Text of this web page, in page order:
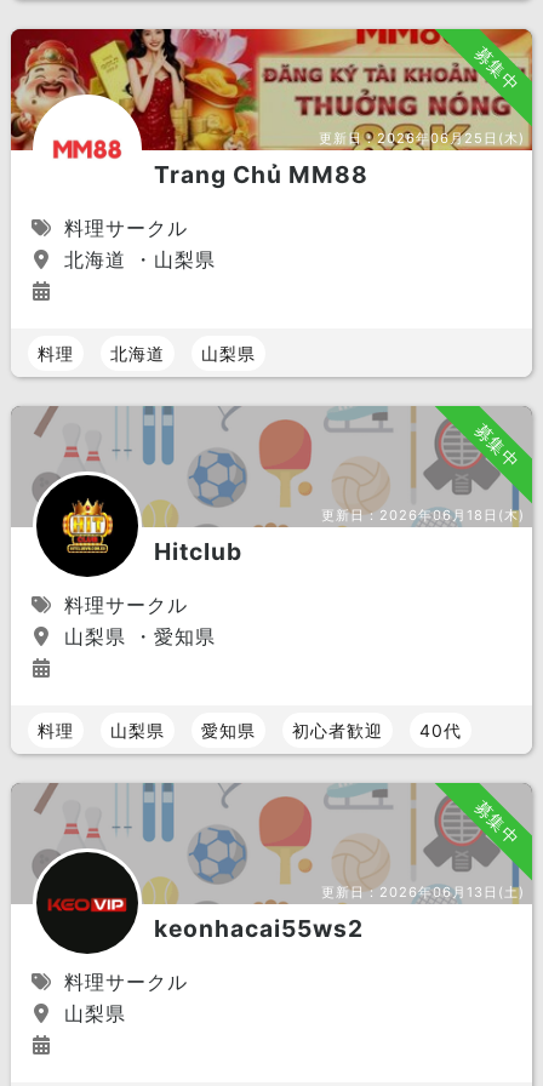
募集中
更新日：2026年06月25日(木)
Trang Chủ MM88
料理サークル
北海道 ・山梨県
料理 北海道 山梨県
募集中
更新日： 2026年06月18日(木)
Hitclub
料理サークル
山梨県 ・愛知県
料理 山梨県 愛知県 初心者歓迎 40代
募集中
更新日： 2026年06月13日(土)
keonhacai55ws2
料理サークル
山梨県